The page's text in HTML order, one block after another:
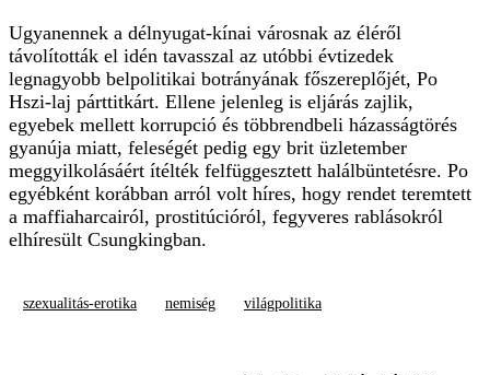
Ugyanennek a délnyugat-kínai városnak az éléről
távolították el idén tavasszal az utóbbi évtizedek
legnagyobb belpolitikai botrányának főszereplőjét, Po
Hszi-laj párttitkárt. Ellene jelenleg is eljárás zajlik,
egyebek mellett korrupció és többrendbeli házasságtörés
gyanúja miatt, feleségét pedig egy brit üzletember
meggyilkolásáért ítélték felfüggesztett halálbüntetésre. Po
egyébként korábban arról volt híres, hogy rendet teremtett
a maffiaharcairól, prostitúcióról, fegyveres rablásokról
elhíresült Csungkingban.
szexualitás-erotika nemiség világpolitika